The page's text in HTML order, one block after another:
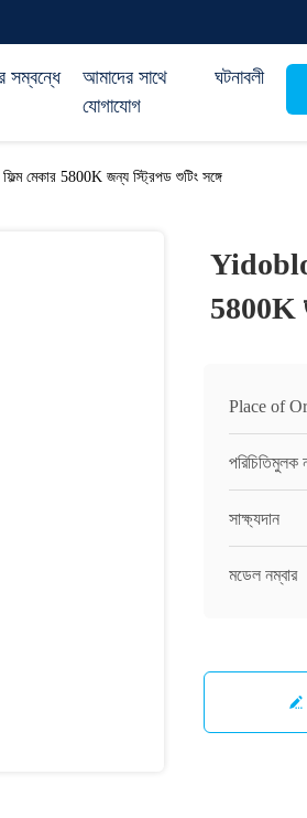
সম্বন্ধে
আমাদের সাথে
যোগাযোগ
ঘটনাবলী
মেকার 5800K জন্য স্ট্রিপড শুটিং সঙ্গে
Yidoblo
5800K
Place of
পরিচিতিমুলক
সাক্ষ্যদান
মডেল নম্বার